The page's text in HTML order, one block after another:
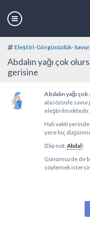
Eleştiri-Görgüsüzlük-
Abdalın yağı çok
gerisine
Abdalın yağı
atasözüyle
eleştirilmektedir.
Hali vakti yerinde
yere hiç
(Dip not:Abdal)
Günümüzde de
söylemek